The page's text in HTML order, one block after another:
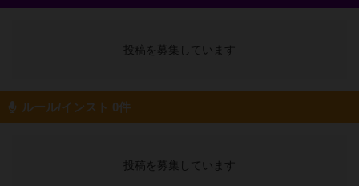
投稿を募集しています
ルール/インスト 0件
投稿を募集しています